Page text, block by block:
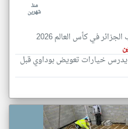
منذ
شهرين
إعلان قائمة منتخب الجزائر في كأس العالم 2026
خيارات تعويض بوداوي قبل